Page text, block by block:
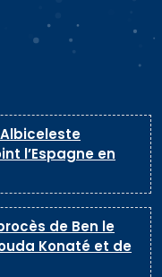
l’Espagne en
de Ben le
Konaté et de